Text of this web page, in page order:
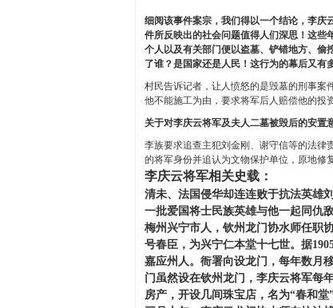
细阅该事件案宗，我们得以一个结论，李庆
件所反映出的社会问题值得人们深思！这些
个人以及有关部门便以盗墓、铲错地方、
了谁？是国家还是人民！这行为的幕后又有
村民告诉记者，让人愤怒的是毁墓的刑事案
他不能施工为由，要求将军后人赔偿他的投
关于对李庆云将军及夫人二墓被毁后的安置
李族要求追查主犯刘金刚、谢守信等的法律
的将军身份并追认为文物保护单位，原地修
李庆云将军相关史载：
清未、法国侵华却连连败于抗法英雄
一批爱国将士民族英雄与他一起同仇
梅州兴宁市人，钦州龙门协水师任职
号春臣，为兴宁仁本堂十七世。据
嘉应州人。衙署向设龙门，每年数月
门虽然设在钦州龙门，李庆云将军每
房产，开设几间珠宝店，名为“春和堂